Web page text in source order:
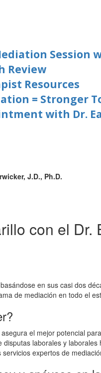
Session
Review
Resources
= Stronger
with Dr.
J.D., Ph.D.
con el Dr.
en sus casi dos
de mediación en todo el
el mejor potencial
laborales y
expertos de